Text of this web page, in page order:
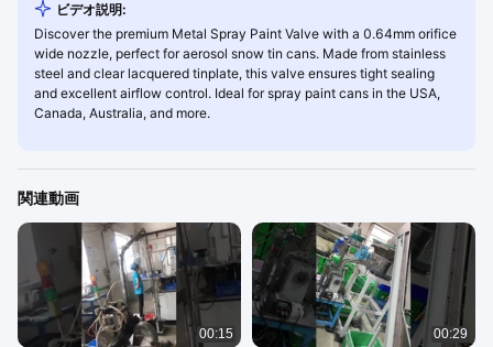
ビデオ説明:
Discover the premium Metal Spray Paint Valve with a 0.64mm orifice
wide nozzle, perfect for aerosol snow tin cans. Made from stainless
steel and clear lacquered tinplate, this valve ensures tight sealing
and excellent airflow control. Ideal for spray paint cans in the USA,
Canada, Australia, and more.
関連動画
00:15
00:29